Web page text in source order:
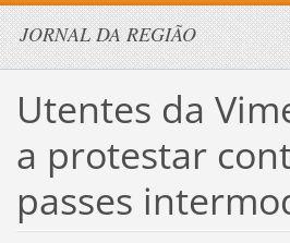
JORNAL DA REGIÃO
Utentes da
a protestar
passes